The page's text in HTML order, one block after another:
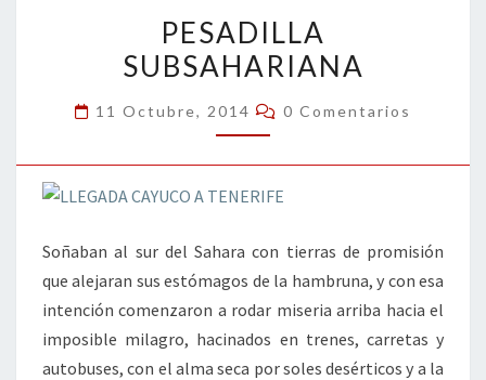
SUBSAHARIANA
PESADILLA
SUBSAHARIANA
11 Octubre, 2014 Comentarios
0 Comentarios
Soñaban al sur del Sahara con tierras de promisión
que alejaran sus estómagos de la hambruna, y con esa
intención comenzaron a rodar miseria arriba hacia el
imposible milagro, hacinados en trenes, carretas y
autobuses, con el alma seca por soles desérticos y a la